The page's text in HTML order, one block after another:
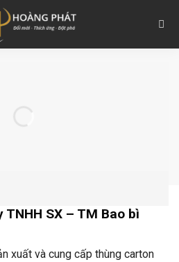
TNHH SX – TM Bao bì
xuất và cung cấp thùng carton